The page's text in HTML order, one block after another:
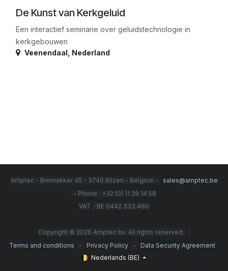
De Kunst van Kerkgeluid
Een interactief seminarie over geluidstechnologie in
kerkgebouwen
Veenendaal Nederland
Amptec - Bremakker 45 - 3740 Bilzen - Belgium -
sales@amptec.be
- Phone : +32 (0) 11 28 14 58
VAT : BE 0442.333.460
Copyright © 2026 Amptec bv. All rights reserved.
Terms and conditions
- Privacy Policy -
Data Security Agreement
Nederlands (BE)